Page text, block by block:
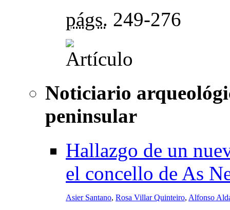
págs. 249-276
Noticiario
peninsular
Hallazgo de un
el concello de As
Asier Santano, Rosa Villar Quinteiro, Alfonso